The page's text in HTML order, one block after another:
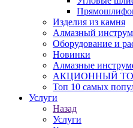
Изделия из камня
Алмазный
Оборудование и
Новинки
Алмазные
АКЦИОННЫЙ
Топ 10 самых
Услуги
Назад
Услуги